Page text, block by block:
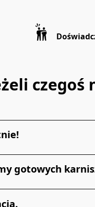
gotowych